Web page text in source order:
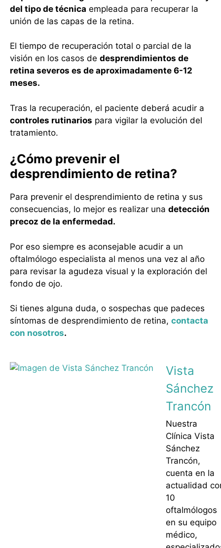
del tipo de técnica empleada para recuperar la
unión de las capas de la retina.
El tiempo de recuperación total o parcial de la
visión en los casos de desprendimientos de
retina severos es de aproximadamente 6-12
meses.
Tras la recuperación, el paciente deberá acudir a
controles rutinarios para vigilar la evolución del
tratamiento.
¿Cómo prevenir el
desprendimiento de retina?
Para prevenir el desprendimiento de retina y sus
consecuencias, lo mejor es realizar una detección
precoz de la enfermedad.
Por eso siempre es aconsejable acudir a un
oftalmólogo especialista al menos una vez al año
para revisar la agudeza visual y la exploración del
fondo de ojo.
Si tienes alguna duda, o sospechas que padeces
síntomas de desprendimiento de retina, contacta
con nosotros.
Vista
Sánchez
Trancón
Nuestra
Clínica Vista
Sánchez
Trancón,
cuenta en la
actualidad
10
oftalmólogos
en su equipo
médico,